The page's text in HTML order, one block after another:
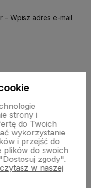
– Wpisz adres e-mail
strony i
do Twoich
wykorzystanie
i przejść do
plików do swoich
zgody".
w naszej